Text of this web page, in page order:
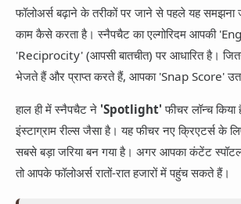
फॉलोअर्स बढ़ाने के तरीकों पर जाने से पहले यह
काम कैसे करता है। स्नैपचैट का एल्गोरिदम आपकी
'Reciprocity' (आपसी बातचीत) पर आधारित है।
भेजते हैं और प्राप्त करते हैं, आपका 'Snap Score'
हाल ही में स्नैपचैट ने 'Spotlight' फीचर लॉन्च
इंस्टाग्राम रील्स जैसा है। यह फीचर नए क्रिएटर्स के
सबसे बड़ा जरिया बन गया है। अगर आपका कंटेंट
तो आपके फॉलोअर्स रातों-रात हजारों में पहुंच सकते हैं।